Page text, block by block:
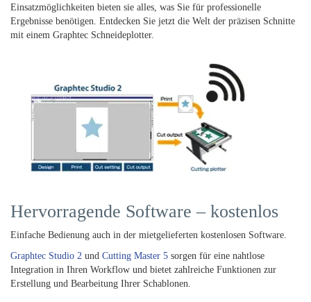
Einsatzmöglichkeiten bieten sie alles, was Sie für professionelle
Ergebnisse benötigen. Entdecken Sie jetzt die Welt der präzisen Schnitte
mit einem Graphtec Schneideplotter.
Hervorragende Software – kostenlos
Einfache Bedienung auch in der mietgelieferten kostenlosen Software.
Graphtec Studio 2 und Cutting Master 5 sorgen für eine nahtlose
Integration in Ihren Workflow und bietet zahlreiche Funktionen zur
Erstellung und Bearbeitung Ihrer Schablonen.